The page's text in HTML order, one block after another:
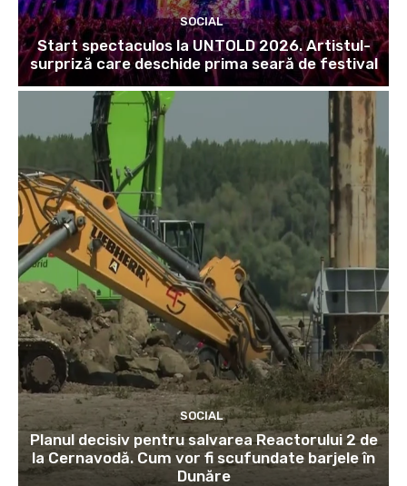
SOCIAL
Start spectaculos la UNTOLD 2026. Artistul-
surpriză care deschide prima seară de festival
SOCIAL
Planul decisiv pentru salvarea Reactorului 2 de
la Cernavodă. Cum vor fi scufundate barjele în
Dunăre